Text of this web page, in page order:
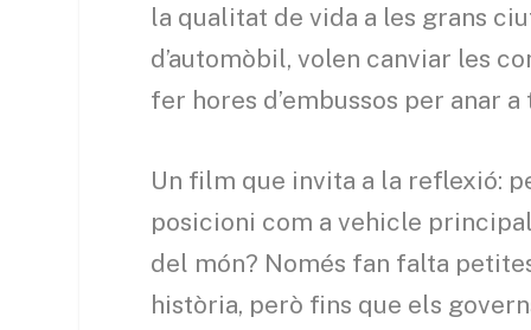
la qualitat de vida a les grans
d’automòbil, volen canviar les
fer hores d’embussos per anar
Un film que invita a la reflexió:
posicioni com a vehicle
del món? Només fan falta
història, però fins que els